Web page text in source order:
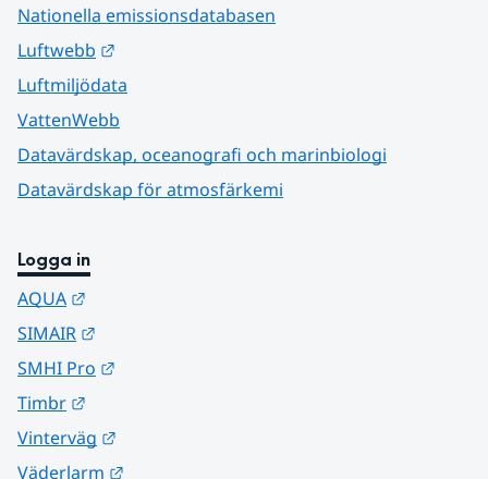
Nationella emissionsdatabasen
Luftwebb
Luftmiljödata
VattenWebb
Datavärdskap, oceanografi och marinbiologi
Datavärdskap för atmosfärkemi
Logga in
AQUA
SIMAIR
SMHI Pro
Timbr
Vinterväg
Väderlarm